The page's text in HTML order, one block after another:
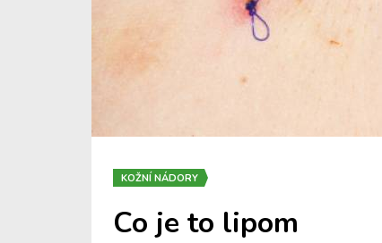
KOŽNÍ NÁDORY
Co je to lipom